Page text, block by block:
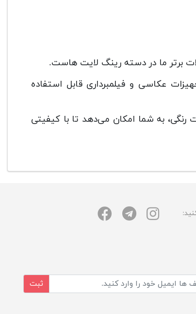
برتر ما در دسته رینگ لایت هاست.
عکاسی و فیلمبرداری قابل استفاده
رنگی، به شما امکان می‌دهد تا با کیفیتی
ثبت